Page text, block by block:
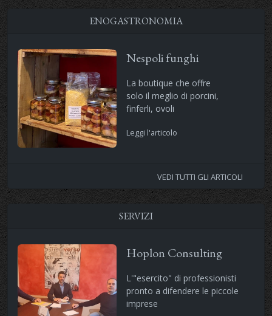
ENOGASTRONOMIA
Nespoli funghi
La boutique che offre
solo il meglio di porcini,
finferli, ovoli
Leggi l'articolo
VEDI TUTTI GLI ARTICOLI
SERVIZI
Hoplon Consulting
L'"esercito" di professionisti
pronto a difendere le piccole
imprese